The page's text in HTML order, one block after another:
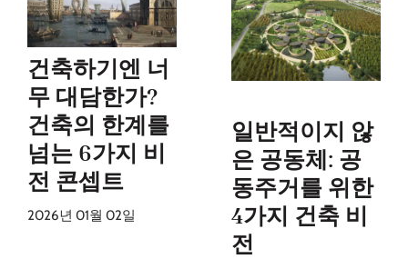
건축하기엔 너
무 대담한가?
건축의 한계를
넘는 6가지 비
전 콘셉트
2026년 01월 02일
일반적이지 않
은 공동체: 공
동주거를 위한
4가지 건축 비
전